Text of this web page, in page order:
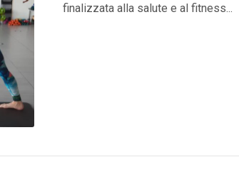
finalizzata alla salute e al fitness...